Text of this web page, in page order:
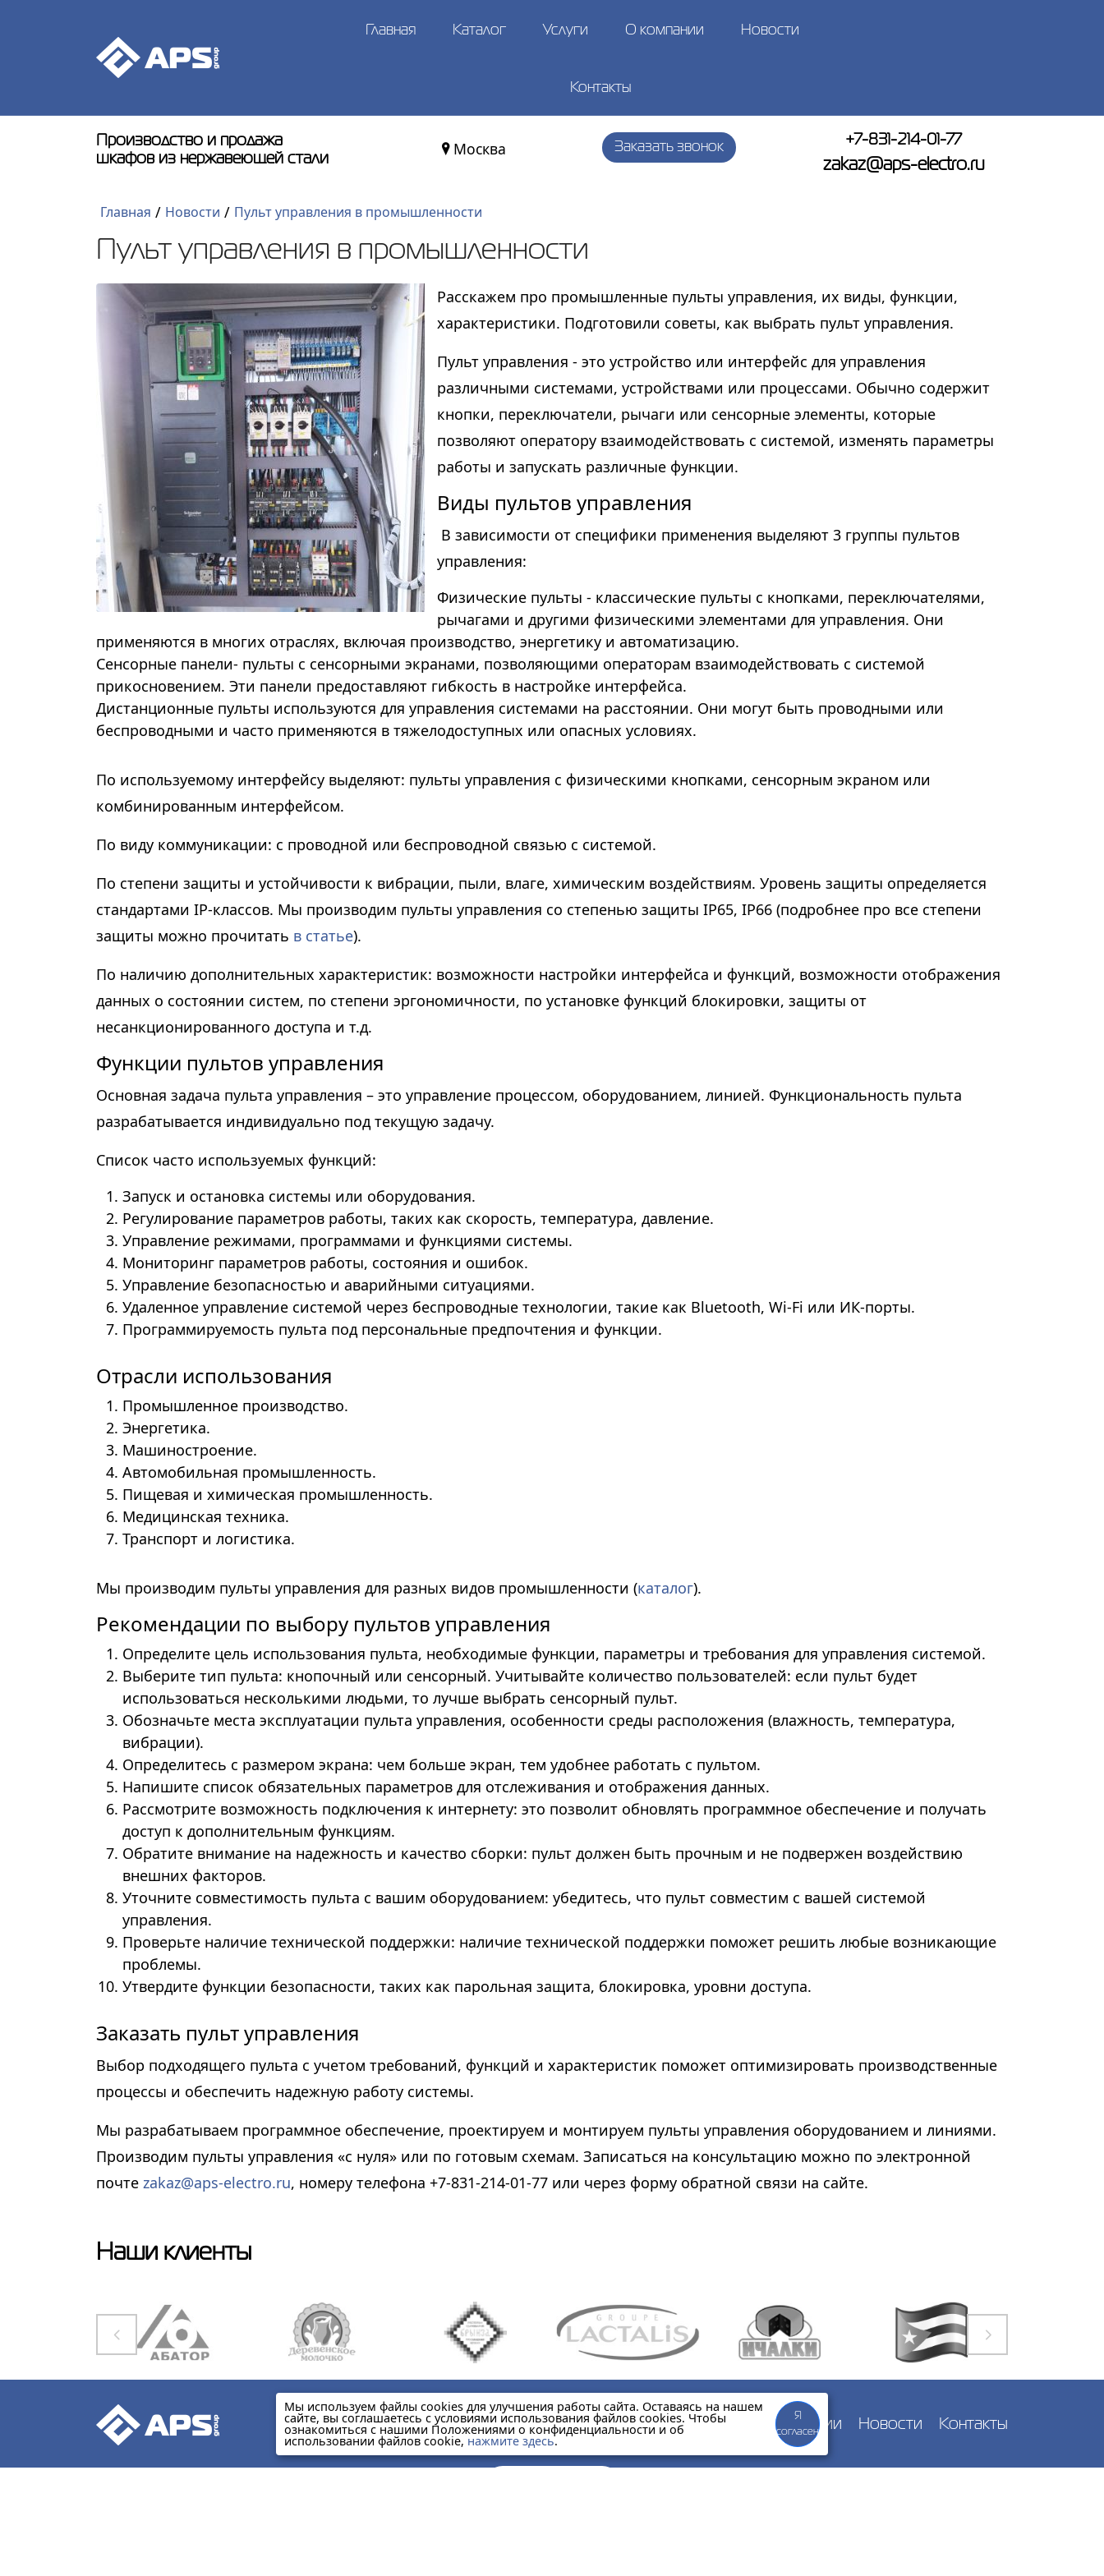
Главная Каталог Услуги О компании Новости
Контакты
Производство и продажа
шкафов из нержавеющей стали
Москва Заказать звонок +7-831-214-01-77
zakaz@aps-electro.ru
Главная / Новости / Пульт управления в промышленности
Пульт управления в промышленности
Расскажем про промышленные пульты управления, их виды, функции,
характеристики. Подготовили советы, как выбрать пульт управления.
Пульт управления - это устройство или интерфейс для управления
различными системами, устройствами или процессами. Обычно содержит
кнопки, переключатели, рычаги или сенсорные элементы, которые
позволяют оператору взаимодействовать с системой, изменять параметры
работы и запускать различные функции.
Виды пультов управления
В зависимости от специфики применения выделяют 3 группы пультов
управления:
Физические пульты - классические пульты с кнопками, переключателями,
рычагами и другими физическими элементами для управления. Они
применяются в многих отраслях, включая производство, энергетику и автоматизацию.
Сенсорные панели- пульты с сенсорными экранами, позволяющими операторам взаимодействовать с системой
прикосновением. Эти панели предоставляют гибкость в настройке интерфейса.
Дистанционные пульты используются для управления системами на расстоянии. Они могут быть проводными или
беспроводными и часто применяются в тяжелодоступных или опасных условиях.
По используемому интерфейсу выделяют: пульты управления с физическими кнопками, сенсорным экраном или
комбинированным интерфейсом.
По виду коммуникации: с проводной или беспроводной связью с системой.
По степени защиты и устойчивости к вибрации, пыли, влаге, химическим воздействиям. Уровень защиты определяется
стандартами IP-классов. Мы производим пульты управления со степенью защиты IP65, IP66 (подробнее про все степени
защиты можно прочитать в статье).
По наличию дополнительных характеристик: возможности настройки интерфейса и функций, возможности отображения
данных о состоянии систем, по степени эргономичности, по установке функций блокировки, защиты от
несанкционированного доступа и т.д.
Функции пультов управления
Основная задача пульта управления – это управление процессом, оборудованием, линией. Функциональность пульта
разрабатывается индивидуально под текущую задачу.
Список часто используемых функций:
Запуск и остановка системы или оборудования.
Регулирование параметров работы, таких как скорость, температура, давление.
Управление режимами, программами и функциями системы.
Мониторинг параметров работы, состояния и ошибок.
Управление безопасностью и аварийными ситуациями.
Удаленное управление системой через беспроводные технологии, такие как Bluetooth, Wi-Fi или ИК-порты.
Программируемость пульта под персональные предпочтения и функции.
Отрасли использования
Промышленное производство.
Энергетика.
Машиностроение.
Автомобильная промышленность.
Пищевая и химическая промышленность.
Медицинская техника.
Транспорт и логистика.
Мы производим пульты управления для разных видов промышленности (каталог).
Рекомендации по выбору пультов управления
Определите цель использования пульта, необходимые функции, параметры и требования для управления системой.
Выберите тип пульта: кнопочный или сенсорный. Учитывайте количество пользователей: если пульт будет
использоваться несколькими людьми, то лучше выбрать сенсорный пульт.
Обозначьте места эксплуатации пульта управления, особенности среды расположения (влажность, температура,
вибрации).
Определитесь с размером экрана: чем больше экран, тем удобнее работать с пультом.
Напишите список обязательных параметров для отслеживания и отображения данных.
Рассмотрите возможность подключения к интернету: это позволит обновлять программное обеспечение и получать
доступ к дополнительным функциям.
Обратите внимание на надежность и качество сборки: пульт должен быть прочным и не подвержен воздействию
внешних факторов.
Уточните совместимость пульта с вашим оборудованием: убедитесь, что пульт совместим с вашей системой
управления.
Проверьте наличие технической поддержки: наличие технической поддержки поможет решить любые возникающие
проблемы.
Утвердите функции безопасности, таких как парольная защита, блокировка, уровни доступа.
Заказать пульт управления
Выбор подходящего пульта с учетом требований, функций и характеристик поможет оптимизировать производственные
процессы и обеспечить надежную работу системы.
Мы разрабатываем программное обеспечение, проектируем и монтируем пульты управления оборудованием и линиями.
Производим пульты управления «с нуля» или по готовым схемам. Записаться на консультацию можно по электронной
почте zakaz@aps-electro.ru, номеру телефона +7-831-214-01-77 или через форму обратной связи на сайте.
Наши клиенты
Главная Каталог Услуги О компании Новости Контакты
Мы используем файлы cookies для улучшения работы сайта. Оставаясь на нашем
сайте, вы соглашаетесь с условиями использования файлов cookies. Чтобы
ознакомиться с нашими Положениями о конфиденциальности и об
использовании файлов cookie, нажмите здесь.
Я
согласен